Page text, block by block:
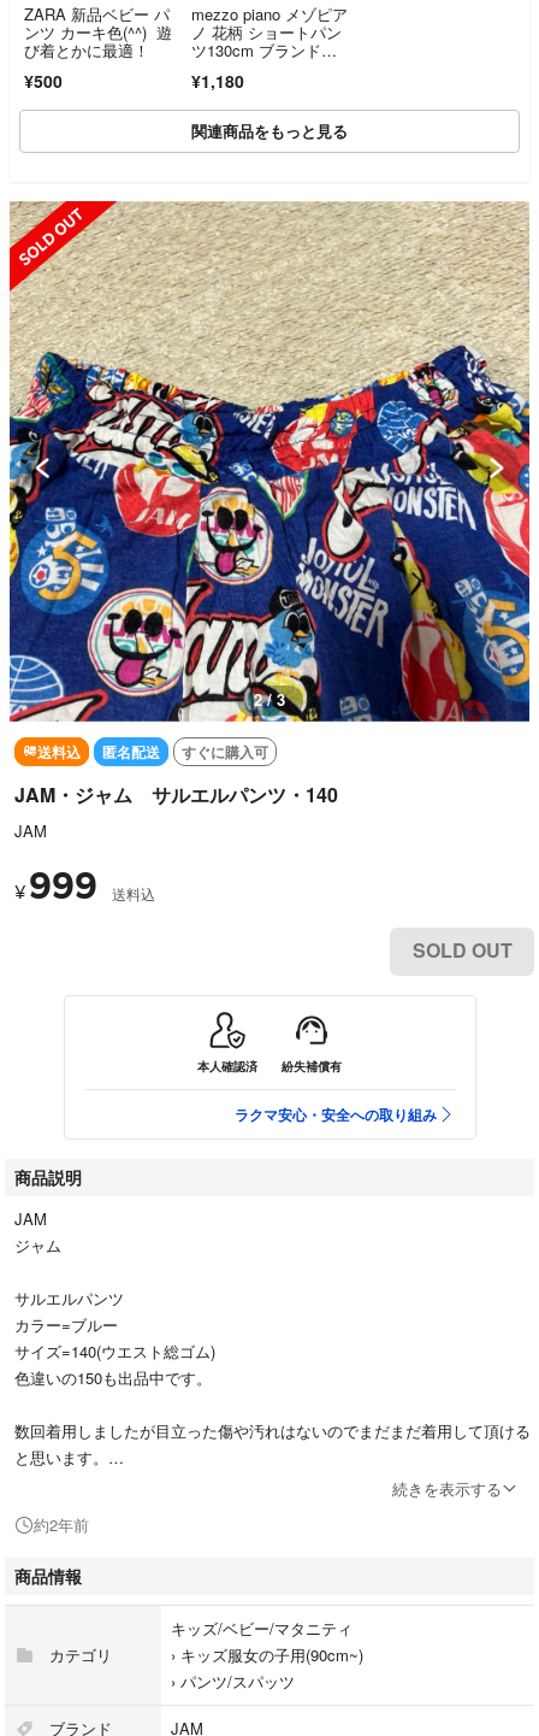
ZARA 新品ベビー パ
ンツ カーキ色(^^) 遊
び着とかに最適！
¥500
mezzo piano メゾピア
ノ 花柄 ショートパン
ツ130cm ブランド名
¥1,180
関連商品をもっと見る
SOLD OUT
3 / 3
送料込 匿名配送 すぐに購入可
JAM・ジャム サルエルパンツ・140
JAM
¥ 999 送料込
SOLD OUT
本人確認済 紛失補償有
ラクマ安心・安全への取り組み
商品説明
JAM
ジャム
サルエルパンツ
カラー=ブルー
サイズ=140(ウエスト総ゴム)
色違いの150も出品中です。
数回着用しましたが目立った傷や汚れはないのでまだまだ着用して頂ける
と思います。
中古品の為、神経質な方はご遠慮下さい。
他サイトにも出品中の為、突然削除する場合があります。
発送はコンパクトにたたんでの梱包になりますのでご了承下さい。
#JAM
#ジャム
#ラブレボ
続きを表示する
約2年前
商品情報
カテゴリ
キッズ/ベビー/マタニティ
› キッズ服女の子用(90cm~)
› パンツ/スパッツ
ブランド JAM